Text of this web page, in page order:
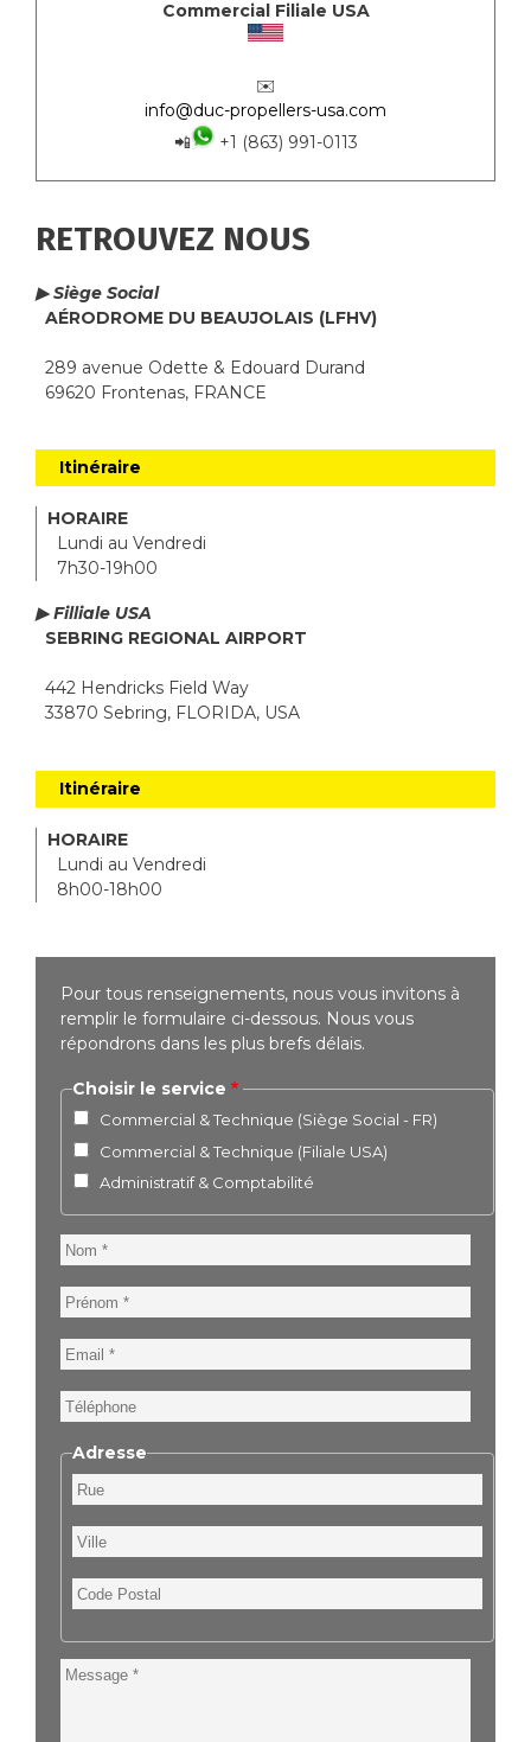
Commercial Filiale USA
✉️
info@duc-propellers-usa.com
📲
+1 (863) 991-0113
RETROUVEZ NOUS
▶ Siège Social
AÉRODROME DU BEAUJOLAIS (LFHV)
289 avenue Odette & Edouard Durand
69620 Frontenas, FRANCE
Itinéraire
HORAIRE
Lundi au Vendredi
7h30-19h00
▶ Filliale USA
SEBRING REGIONAL AIRPORT
442 Hendricks Field Way
33870 Sebring, FLORIDA, USA
Itinéraire
HORAIRE
Lundi au Vendredi
8h00-18h00
Pour tous renseignements, nous vous invitons à
remplir le formulaire ci-dessous. Nous vous
répondrons dans les plus brefs délais.
Choisir le service
Commercial & Technique (Siège Social - FR)
Commercial & Technique (Filiale USA)
Administratif & Comptabilité
Nom
Prénom
Email
Téléphone
Adresse
Rue
Ville
Code
Postal
Message